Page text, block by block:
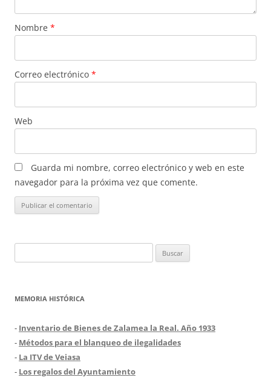
Nombre *
Correo electrónico *
Web
Guarda mi nombre, correo electrónico y web en este
navegador para la próxima vez que comente.
MEMORIA HISTÓRICA
- Inventario de Bienes de Zalamea la Real. Año 1933
- Métodos para el blanqueo de ilegalidades
- La ITV de Veiasa
- Los regalos del Ayuntamiento